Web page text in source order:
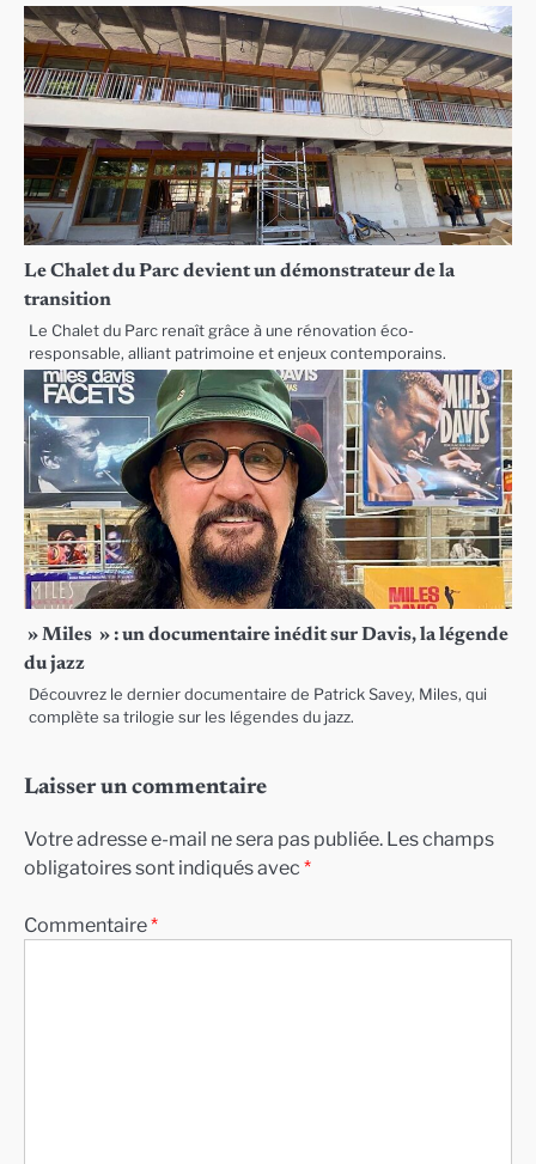
Le Chalet du Parc devient un démonstrateur de la
transition
Le Chalet du Parc renaît grâce à une rénovation éco-
responsable, alliant patrimoine et enjeux contemporains.
» Miles » : un documentaire inédit sur Davis, la légende
du jazz
Découvrez le dernier documentaire de Patrick Savey, Miles, qui
complète sa trilogie sur les légendes du jazz.
Laisser un commentaire
Votre adresse e-mail ne sera pas publiée. Les champs
obligatoires sont indiqués avec *
Commentaire*